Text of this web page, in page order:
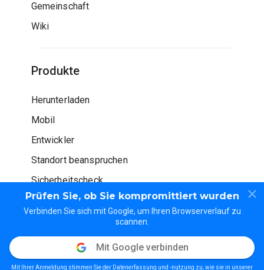
Prüfen Sie, ob Sie kompromittiert wurden
Verbinden Sie sich mit Google, um Ihren Browserverlauf zu
scannen.
Mit Google verbinden
Mit Ihrer Anmeldung stimmen Sie der Datenerfassung und -nutzung zu, wie sie in unserer
Gemeinschaft
Wiki
Produkte
Herunterladen
Mobil
Entwickler
Standort beanspruchen
Sicherheitscheck
© WOT Dienstleistungen LP. Alle Rechte vorbehalten